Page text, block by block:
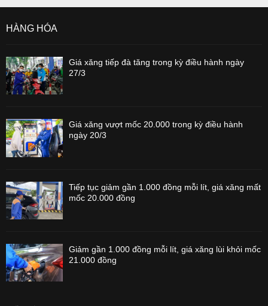
HÀNG HÓA
Giá xăng tiếp đà tăng trong kỳ điều hành ngày
27/3
Giá xăng vượt mốc 20.000 trong kỳ điều hành
ngày 20/3
Tiếp tục giảm gần 1.000 đồng mỗi lít, giá xăng mất
mốc 20.000 đồng
Giảm gần 1.000 đồng mỗi lít, giá xăng lùi khỏi mốc
21.000 đồng